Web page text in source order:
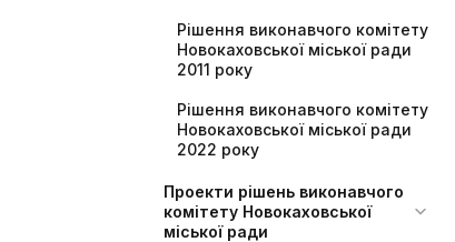
Рішення виконавчого комітету
Новокаховської міської ради
2011 року
Рішення виконавчого комітету
Новокаховської міської ради
2022 року
Проекти рішень виконавчого
комітету Новокаховської
міської ради